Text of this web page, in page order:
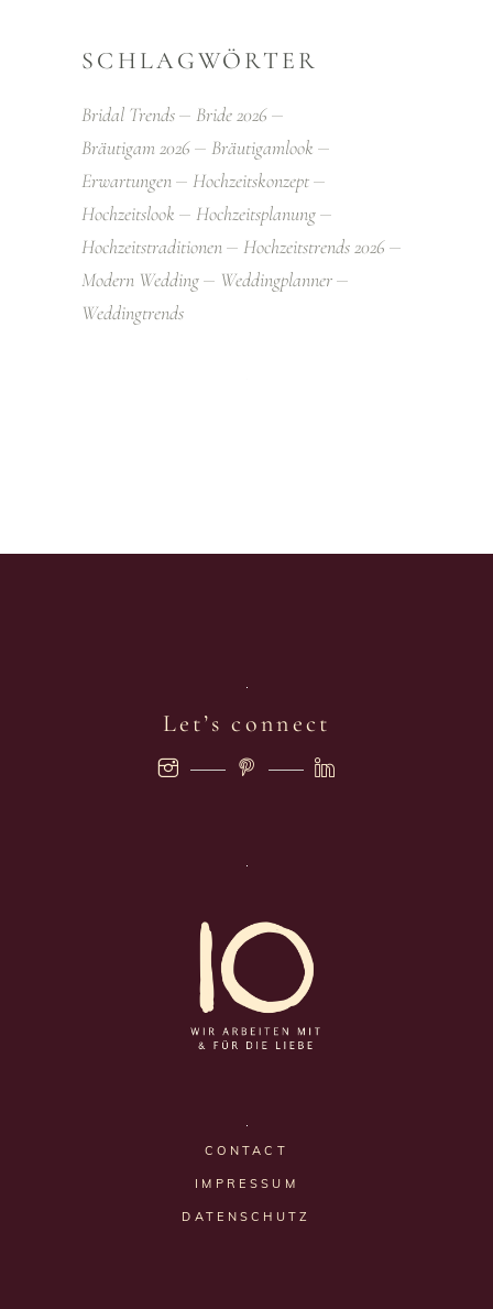
SCHLAGWÖRTER
Bridal Trends
Bride 2026
Bräutigam 2026
Bräutigamlook
Erwartungen
Hochzeitskonzept
Hochzeitslook
Hochzeitsplanung
Hochzeitstraditionen
Hochzeitstrends 2026
Modern Wedding
Weddingplanner
Weddingtrends
Let’s connect
CONTACT
IMPRESSUM
DATENSCHUTZ